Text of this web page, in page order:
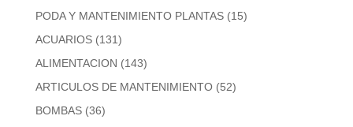
PODA Y MANTENIMIENTO PLANTAS (15)
ACUARIOS (131)
ALIMENTACION (143)
ARTICULOS DE MANTENIMIENTO (52)
BOMBAS (36)